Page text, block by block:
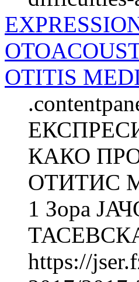
OTITIS
КАКО
ОТИТИС
1 Зора
ТАСЕВСКА
https://